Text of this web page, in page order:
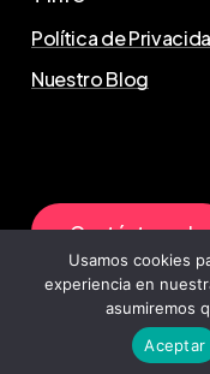
Política de
Nuestro Blog
Contáctanos!
.
Usamos cookies
experiencia en
asumiremos
Aceptar